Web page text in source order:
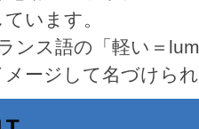
います。
ンス語の「軽い＝
ージして名づけら